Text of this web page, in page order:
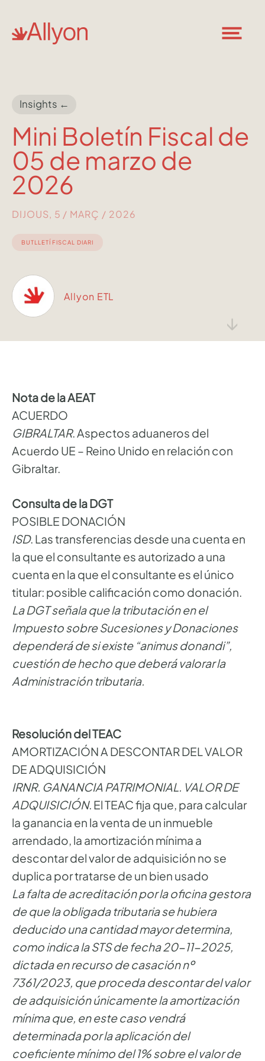
↓
Insights ←
Mini Boletín Fiscal de
05 de marzo de
2026
DIJOUS, 5 / MARÇ / 2026
BUTLLETÍ FISCAL DIARI
Allyon ETL
Nota de la AEAT
ACUERDO
GIBRALTAR. Aspectos aduaneros del
Acuerdo UE – Reino Unido en relación con
Gibraltar.
Consulta de la DGT
POSIBLE DONACIÓN
ISD. Las transferencias desde una cuenta en
la que el consultante es autorizado a una
cuenta en la que el consultante es el único
titular: posible calificación como donación.
La DGT señala que la tributación en el
Impuesto sobre Sucesiones y Donaciones
dependerá de si existe “animus donandi”,
cuestión de hecho que deberá valorar la
Administración tributaria.
Resolución del TEAC
AMORTIZACIÓN A DESCONTAR DEL VALOR
DE ADQUISICIÓN
IRNR. GANANCIA PATRIMONIAL. VALOR DE
ADQUISICIÓN. El TEAC fija que, para calcular
la ganancia en la venta de un inmueble
arrendado, la amortización mínima a
descontar del valor de adquisición no se
duplica por tratarse de un bien usado
La falta de acreditación por la oficina gestora
de que la obligada tributaria se hubiera
deducido una cantidad mayor determina,
como indica la STS de fecha 20-11-2025,
dictada en recurso de casación nº
7361/2023, que proceda descontar del valor
de adquisición únicamente la amortización
mínima que, en este caso vendrá
determinada por la aplicación del
coeficiente mínimo del 1% sobre el valor de